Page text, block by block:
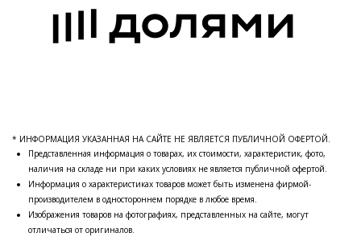
* ИНФОРМАЦИЯ УКАЗАННАЯ НА САЙТЕ НЕ ЯВЛЯЕТСЯ ПУБЛИЧНОЙ ОФЕРТОЙ.
Представленная информация о товарах, их стоимости, характеристик, фото,
наличия на складе ни при каких условиях не является публичной офертой.
Информация о характеристиках товаров может быть изменена фирмой-
производителем в одностороннем порядке в любое время.
Изображения товаров на фотографиях, представленных на сайте, могут
отличаться от оригиналов.